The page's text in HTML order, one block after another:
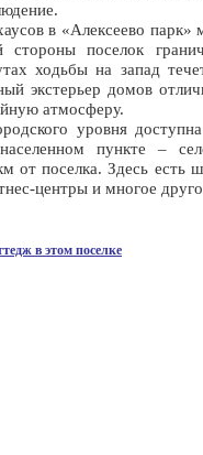
в «Алексеево парк»
поселок
ходьбы на запад
экстерьер домов
атмосферу.
уровня
пункте –
от поселка. Здесь есть
центры и многое
в этом поселке